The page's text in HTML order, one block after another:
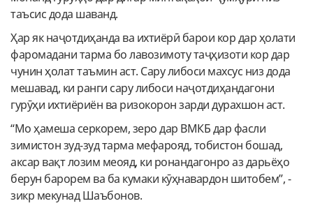
таъсис дода шаванд.
Ҳар як наҷотдиҳанда ва ихтиёрӣ барои кор дар ҳолати
фаромадани тарма бо лавозимоту таҷҳизоти кор дар
чунин ҳолат таъмин аст. Сару либоси махсус низ дода
мешавад, ки ранги сару либоси наҷотдиҳандагони
гурӯҳи ихтиёриён ва ризокорон зарди дурахшон аст.
“Мо ҳамеша серкорем, зеро дар ВМКБ дар фасли
зимистон зуд-зуд тарма мефарояд, тобистон бошад,
аксар вақт лозим меояд, ки ронандагонро аз дарьёҳо
берун барорем ва ба кумаки кӯҳнавардон шитобем”, -
зикр мекунад Шаъбонов.